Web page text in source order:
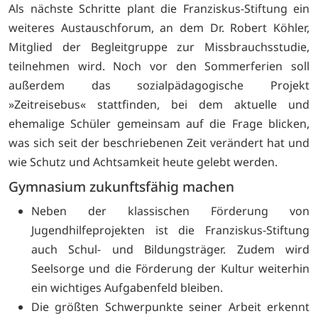
Als nächste Schritte plant die Franziskus-Stiftung ein
weiteres Austauschforum, an dem Dr. Robert Köhler,
Mitglied der Begleitgruppe zur Missbrauchsstudie,
teilnehmen wird. Noch vor den Sommerferien soll
außerdem das sozialpädagogische Projekt
»Zeitreisebus« stattfinden, bei dem aktuelle und
ehemalige Schüler gemeinsam auf die Frage blicken,
was sich seit der beschriebenen Zeit verändert hat und
wie Schutz und Achtsamkeit heute gelebt werden.
Gymnasium zukunftsfähig machen
Neben der klassischen Förderung von
Jugendhilfeprojekten ist die Franziskus-Stiftung
auch Schul- und Bildungsträger. Zudem wird
Seelsorge und die Förderung der Kultur weiterhin
ein wichtiges Aufgabenfeld bleiben.
Die größten Schwerpunkte seiner Arbeit erkennt